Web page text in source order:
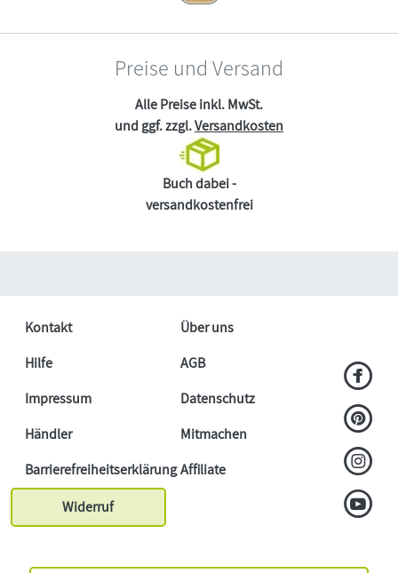
Preise und Versand
Alle Preise inkl. MwSt.
und ggf. zzgl.Versandkosten
Buch dabei -
versandkostenfrei
Kontakt
Über uns
Hilfe
AGB
Impressum
Datenschutz
Händler
Mitmachen
BarrierefreiheitserklärungAffiliate
Widerruf